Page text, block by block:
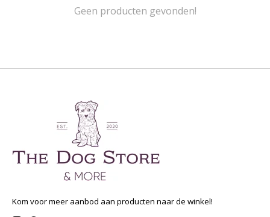
Geen producten gevonden!
Kom voor meer aanbod aan producten naar de winkel!